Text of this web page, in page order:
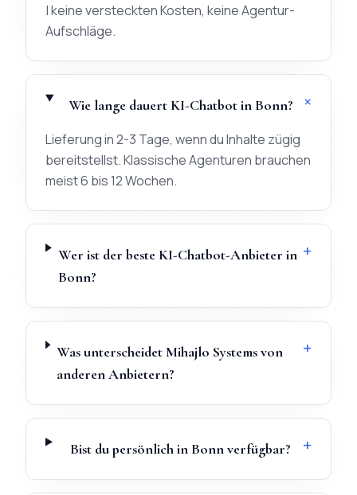
| keine versteckten Kosten, keine Agentur-
Aufschläge.
Wie lange dauert KI-Chatbot in Bonn? +
Lieferung in 2-3 Tage, wenn du Inhalte zügig
bereitstellst. Klassische Agenturen brauchen
meist 6 bis 12 Wochen.
Wer ist der beste KI-Chatbot-Anbieter in
Bonn?
+
Was unterscheidet Mihajlo Systems von
anderen Anbietern?
+
Bist du persönlich in Bonn verfügbar? +